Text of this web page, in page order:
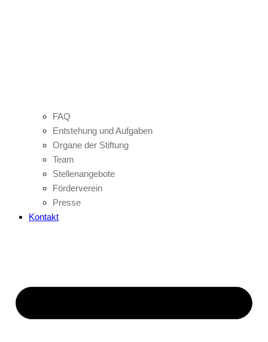
FAQ
Entstehung und Aufgaben
Organe der Stiftung
Team
Stellenangebote
Förderverein
Presse
Kontakt